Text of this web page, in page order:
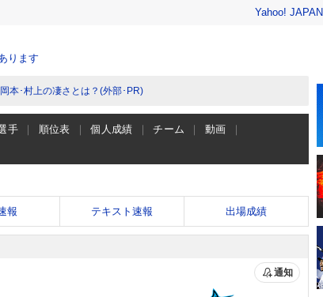
Yahoo! JAPAN
ります
本･村上の凄さとは？(外部･PR)
手 順位表 個人成績 チーム
動画
報 テキスト速報 出場成績
通知